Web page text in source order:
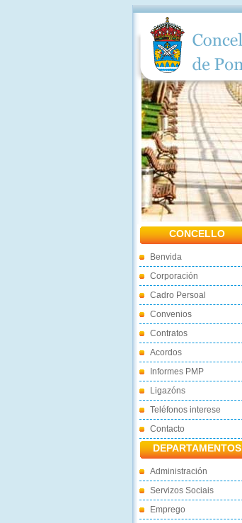
CONCELLO
Benvida
Corporación
Cadro Persoal
Convenios
Contratos
Acordos
Informes PMP
Ligazóns
Teléfonos interese
Contacto
DEPARTAMENTOS
Administración
Servizos Sociais
Emprego